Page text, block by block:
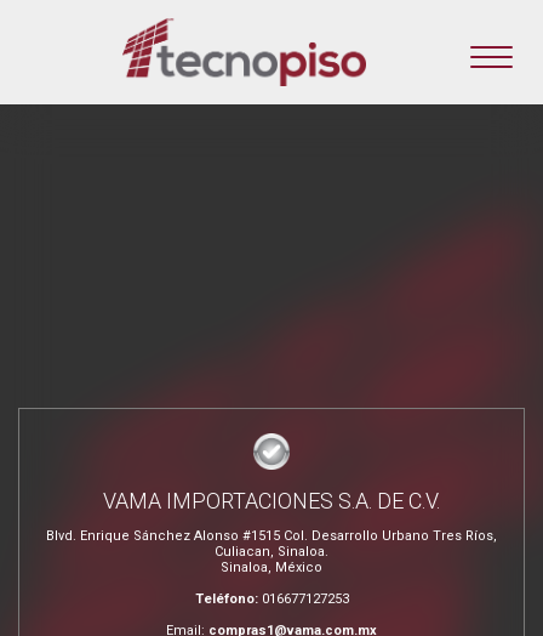
VAMA IMPORTACIONES S.A. DE C.V.
Blvd. Enrique Sánchez Alonso #1515 Col. Desarrollo Urbano Tres Ríos,
Culiacan, Sinaloa.
Sinaloa, México
Teléfono: 016677127253
Email: compras1@vama.com.mx